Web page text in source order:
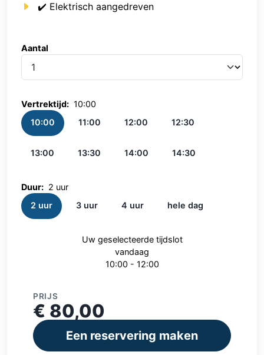
✔️ Elektrisch aangedreven
Aantal
Vertrektijd: 10:00
10:00
11:00 12:00 12:30
13:00 13:30 14:00 14:30
Duur: 2 uur
2 uur
3 uur 4 uur hele dag
Uw geselecteerde tijdslot
vandaag
10:00 - 12:00
PRIJS
€ 80,00
Een reservering maken